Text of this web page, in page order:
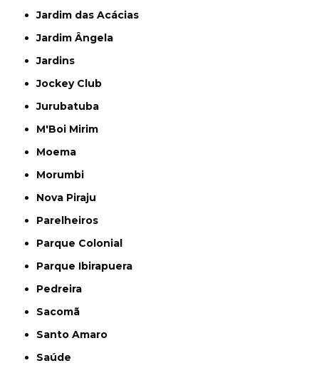
Jardim das Acácias
Jardim Ângela
Jardins
Jockey Club
Jurubatuba
M'Boi Mirim
Moema
Morumbi
Nova Piraju
Parelheiros
Parque Colonial
Parque Ibirapuera
Pedreira
Sacomã
Santo Amaro
Saúde